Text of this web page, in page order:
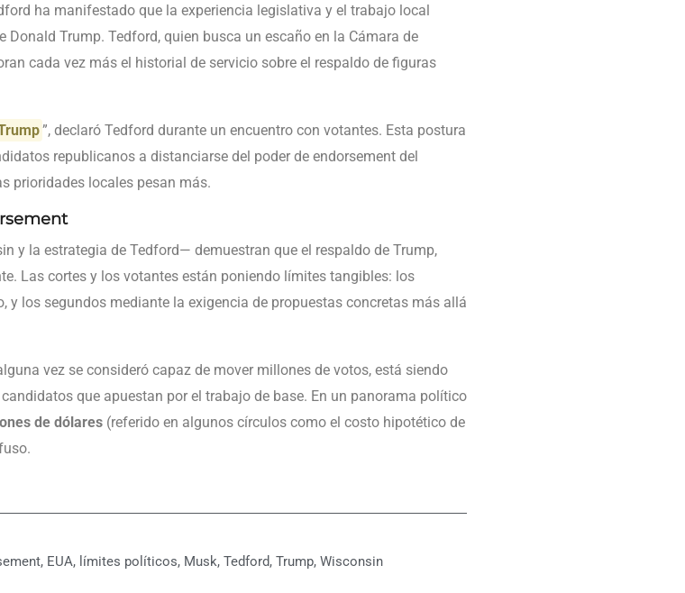
ha manifestado que la experiencia legislativa y el trabajo local
Trump. Tedford, quien busca un escaño en la Cámara de
cada vez más el historial de servicio sobre el respaldo de figuras
”, declaró Tedford durante un encuentro con votantes. Esta postura
republicanos a distanciarse del poder de endorsement del
prioridades locales pesan más.
y la estrategia de Tedford— demuestran que el respaldo de Trump,
Las cortes y los votantes están poniendo límites tangibles: los
y los segundos mediante la exigencia de propuestas concretas más allá
vez se consideró capaz de mover millones de votos, está siendo
que apuestan por el trabajo de base. En un panorama político
de dólares (referido en algunos círculos como el costo hipotético de
, EUA, límites políticos, Musk, Tedford, Trump, Wisconsin